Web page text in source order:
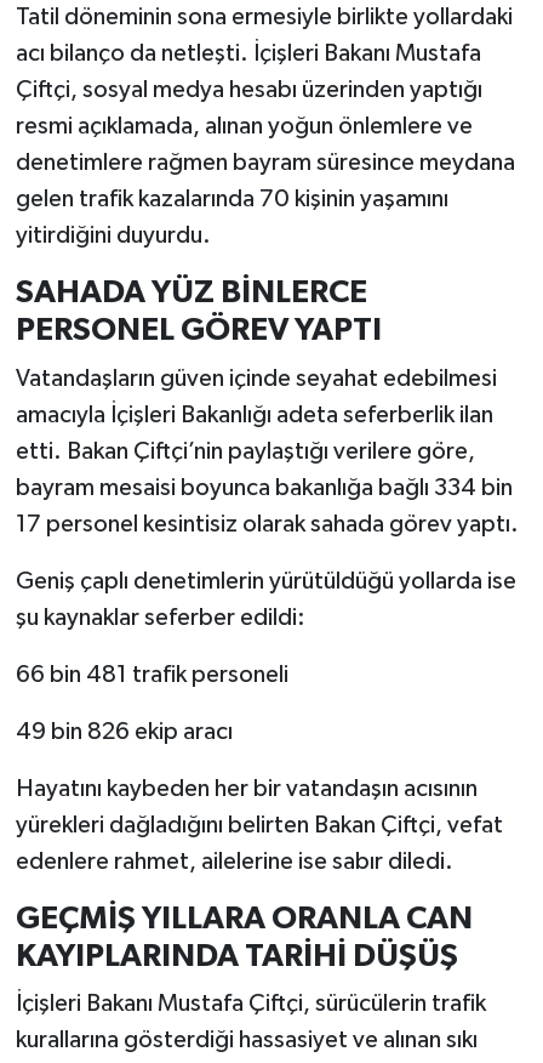
Tatil döneminin sona ermesiyle birlikte yollardaki
acı bilanço da netleşti. İçişleri Bakanı Mustafa
Çiftçi, sosyal medya hesabı üzerinden yaptığı
resmi açıklamada, alınan yoğun önlemlere ve
denetimlere rağmen bayram süresince meydana
gelen trafik kazalarında 70 kişinin yaşamını
yitirdiğini duyurdu.
SAHADA YÜZ BİNLERCE
PERSONEL GÖREV YAPTI
Vatandaşların güven içinde seyahat edebilmesi
amacıyla İçişleri Bakanlığı adeta seferberlik ilan
etti. Bakan Çiftçi’nin paylaştığı verilere göre,
bayram mesaisi boyunca bakanlığa bağlı 334 bin
17 personel kesintisiz olarak sahada görev yaptı.
Geniş çaplı denetimlerin yürütüldüğü yollarda ise
şu kaynaklar seferber edildi:
66 bin 481 trafik personeli
49 bin 826 ekip aracı
Hayatını kaybeden her bir vatandaşın acısının
yürekleri dağladığını belirten Bakan Çiftçi, vefat
edenlere rahmet, ailelerine ise sabır diledi.
GEÇMİŞ YILLARA ORANLA CAN
KAYIPLARINDA TARİHİ DÜŞÜŞ
İçişleri Bakanı Mustafa Çiftçi, sürücülerin trafik
kurallarına gösterdiği hassasiyet ve alınan sıkı